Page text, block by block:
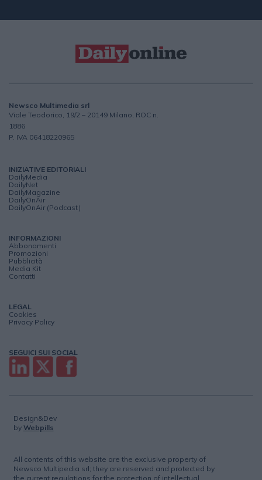
Newsco Multimedia srl
Viale Teodorico, 19/2 – 20149 Milano, ROC n.
1886
P. IVA 06418220965
INIZIATIVE EDITORIALI
DailyMedia
DailyNet
DailyMagazine
DailyOnAir
DailyOnAir (Podcast)
INFORMAZIONI
Abbonamenti
Promozioni
Pubblicità
Media Kit
Contatti
LEGAL
Cookies
Privacy Policy
SEGUICI SUI SOCIAL
Design&Dev
by Webpills
All contents of this website are the exclusive property of
Newsco Multipedia srl; they are reserved and protected by
the current regulations for the protection of intellectual